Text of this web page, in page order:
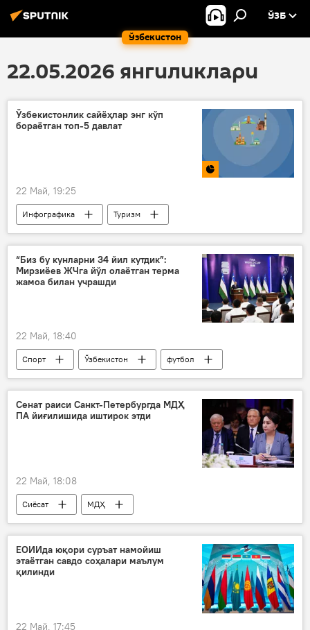
Ўзбекистон
ЎЗБ
22.05.2026 янгиликлари
Ўзбекистонлик сайёҳлар энг кўп
бораётган топ-5 давлат
22 Май, 19:25
Инфографика
Туризм
Миллий статистика қўмитаси
сайёҳлар
Ўзбекистон
“Биз бу кунларни 34 йил кутдик”:
Мирзиёев ЖЧга йўл олаётган терма
жамоа билан учрашди
22 Май, 18:40
Спорт Ўзбекистон
футбол
жаҳон чемпионати
Шавкат Мирзиёев
Сенат раиси Санкт-Петербургда МДҲ
ПА йиғилишида иштирок этди
22 Май, 18:08
Сиёсат
МДҲ
Танзила Норбоева
Санкт-Петербург
ЕОИИда юқори суръат намойиш
этаётган савдо соҳалари маълум
қилинди
22 Май, 17:45